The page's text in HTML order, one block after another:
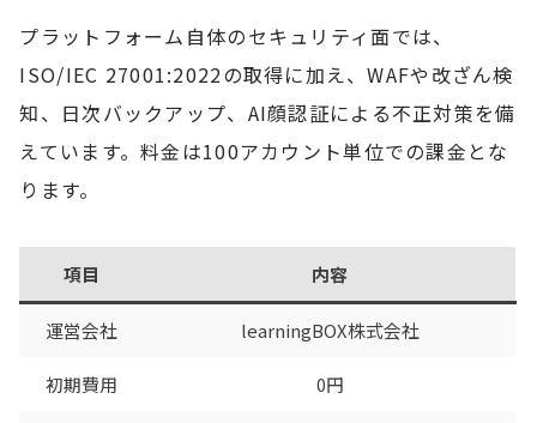
プラットフォーム自体のセキュリティ面では、
ISO/IEC 27001:2022の取得に加え、WAFや改ざん検
知、日次バックアップ、AI顔認証による不正対策を備
えています。料金は100アカウント単位での課金とな
ります。
項目 内容
運営会社 learningBOX株式会社
初期費用 0円